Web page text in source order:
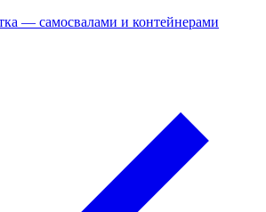
— самосвалами и контейнерами